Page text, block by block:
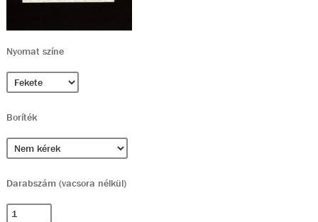
Nyomat színe
Boríték
Darabszám (vacsora nélkül)